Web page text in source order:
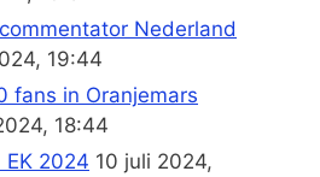
Nederland
19:44
fans in Oranjemars
18:44
EK 2024 10 juli 2024,